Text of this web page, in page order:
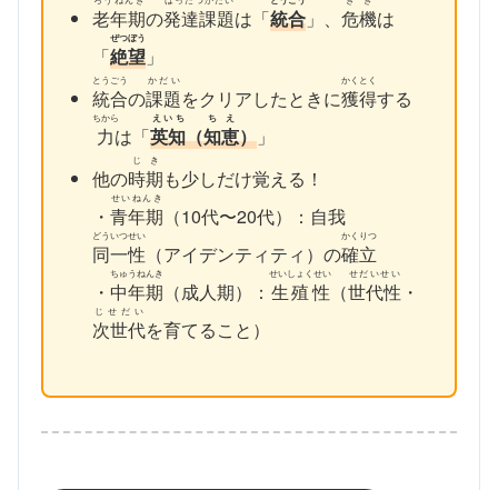
老年期の発達課題は「統合 」、危機は
「絶望
ぜつぼう
」
統合
とうごう
の課題
かだい
をクリアしたときに獲得
かくとく
する
力
ちから
は「英知
えいち
（知恵
ちえ
） 」
他の時期
じき
も少しだけ覚える！
・青年期
せいねんき
（10代〜20代）：自我
同一性
どういつせい
（アイデンティティ）の確立
かくりつ
・ 中年期
ちゅうねんき
（成人期）： 生殖性
せいしょくせい
（世代性
せだいせい
・
次世代
じせだい
を育てること）